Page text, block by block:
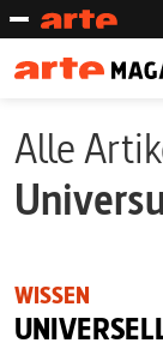
Alle
WISSEN